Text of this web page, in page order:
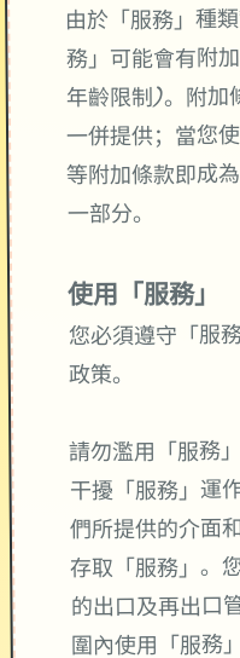
由於「服務」種
務」可能會有附
年齡限制)。附加
一併提供；當您
等附加條款即成
一部分。
使用「服務」
您必須遵守「服
政策。
請勿濫用「服務
干擾「服務」運
們所提供的介面
存取「服務」。
的出口及再出口
圍內使用「服務